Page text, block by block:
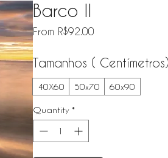
Barco II
From R$92.00Sale Price
Tamanhos ( Centímetros)
40X60 50x70 60x90
Quantity *